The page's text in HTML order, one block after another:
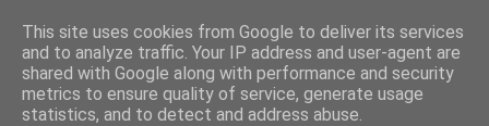
This site uses cookies from Google to deliver its services
and to analyze traffic. Your IP address and user-agent are
shared with Google along with performance and security
metrics to ensure quality of service, generate usage
statistics, and to detect and address abuse.